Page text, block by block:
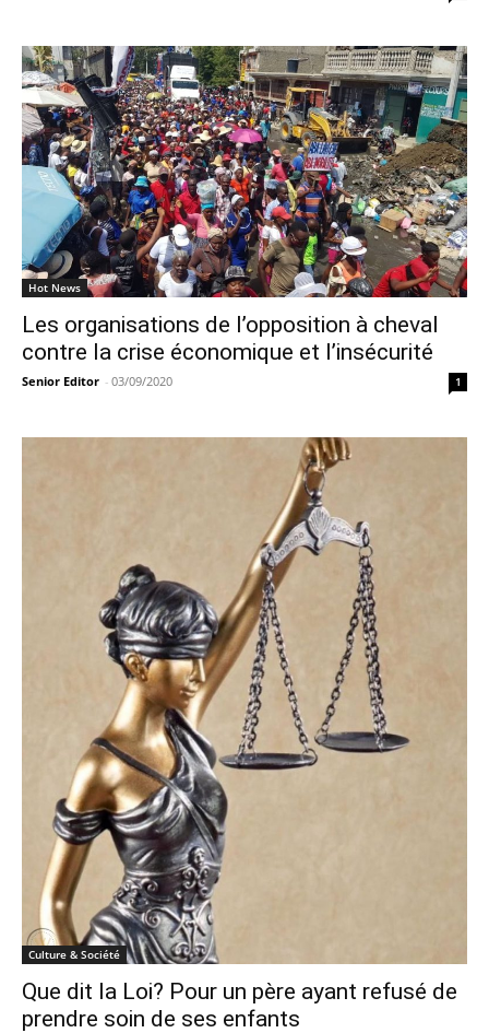
Hot News
Les organisations de l’opposition à cheval
contre la crise économique et l’insécurité
Senior Editor - 03/09/2020 1
Culture & Société
Que dit la Loi? Pour un père ayant refusé de
prendre soin de ses enfants